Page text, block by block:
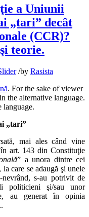
a Uniunii
„tari” decât
(CCR)?
teorie.
/by Rasista
. For the sake of viewer
the alternative language.
„tari”
mai ales când vine
art. 143 din Constituţie
” a unora dintre cei
care se adaugă şi unele
s-au potrivit de
politicieni şi/sau unor
au generat în opinia